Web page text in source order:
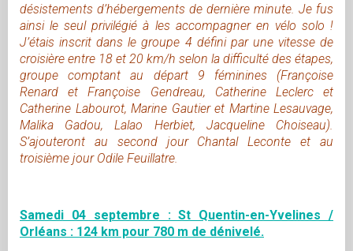
désistements d’hébergements de dernière minute. Je fus
ainsi le seul privilégié à les accompagner en vélo solo !
J’étais inscrit dans le groupe 4 défini par une vitesse de
croisière entre 18 et 20 km/h selon la difficulté des étapes,
groupe comptant au départ 9 féminines (Françoise
Renard et Françoise Gendreau, Catherine Leclerc et
Catherine Labourot, Marine Gautier et Martine Lesauvage,
Malika Gadou, Lalao Herbiet, Jacqueline Choiseau).
S’ajouteront au second jour Chantal Leconte et au
troisième jour Odile Feuillatre.
Samedi 04 septembre : St Quentin-en-Yvelines /
Orléans : 124 km pour 780 m de dénivelé.